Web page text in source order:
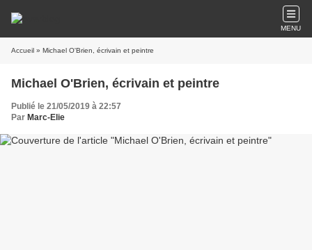
MENU
Accueil » Michael O'Brien, écrivain et peintre
Michael O'Brien, écrivain et peintre
Publié le 21/05/2019 à 22:57
Par Marc-Elie